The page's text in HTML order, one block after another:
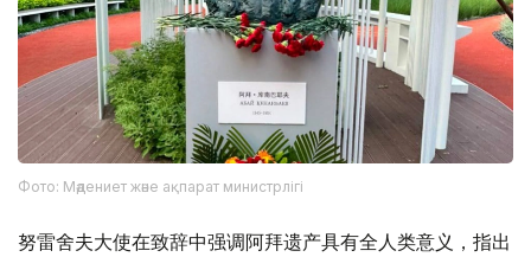
Фото: Мәдениет және ақпарат министрлігі
努雷舍夫大使在致辞中强调阿拜遗产具有全人类意义，指出